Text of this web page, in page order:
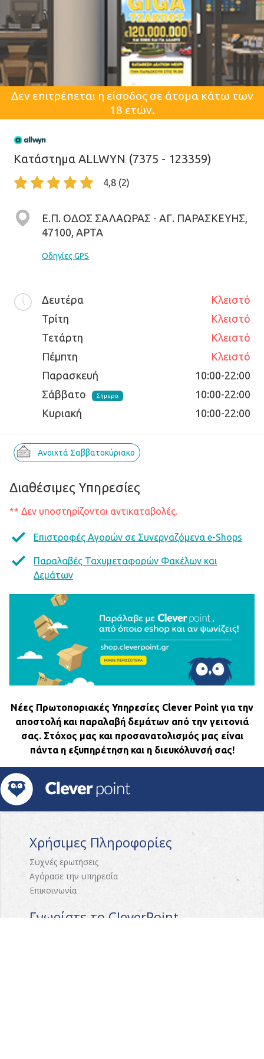
Δεν επιτρέπεται η είσοδος σε άτομα κάτω των
18 ετών.
Κατάστημα ALLWYN (7375 - 123359)
4,8 (2)
Ε.Π. ΟΔΟΣ ΣΑΛΑΩΡΑΣ - ΑΓ. ΠΑΡΑΣΚΕΥΗΣ,
47100, ΑΡΤΑ
Οδηγίες GPS
Δευτέρα
Κλειστό
Τρίτη
Κλειστό
Τετάρτη
Κλειστό
Πέμπτη
Κλειστό
Παρασκευή
10:00-22:00
Σάββατο
Σήμερα
10:00-22:00
Κυριακή
10:00-22:00
Ανοιχτά Σαββατοκύριακο
Διαθέσιμες Υπηρεσίες
** Δεν υποστηρίζονται αντικαταβολές.
Επιστροφές Αγορών σε Συνεργαζόμενα e-Shops
Παραλαβές Ταχυμεταφορών Φακέλων και
Δεμάτων
Νέες Πρωτοποριακές Υπηρεσίες Clever Point για την
αποστολή και παραλαβή δεμάτων από την γειτονιά
σας. Στόχος μας και προσανατολισμός μας είναι
πάντα η εξυπηρέτηση και η διευκόλυνσή σας!
Χρήσιμες Πληροφορίες
Συχνές ερωτήσεις
Αγόρασε την υπηρεσία
Επικοινωνία
Γνωρίστε το CleverPoint